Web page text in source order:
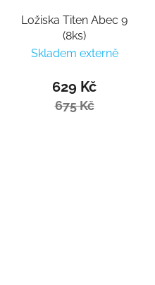
Ložiska Titen Abec 9
(8ks)
Skladem externě
629 Kč
675 Kč